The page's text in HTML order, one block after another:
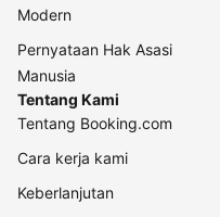
Modern
Pernyataan Hak Asasi
Manusia
Tentang Kami
Tentang Booking.com
Cara kerja kami
Keberlanjutan